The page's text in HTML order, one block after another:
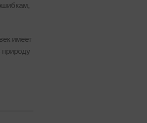
имеет
природу